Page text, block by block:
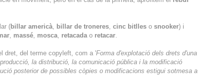
(billar americà billar de troneres cinc bitlles o snooker) i
massé mosca retacada o retacar
dret, del terme copyleft, com a 'Forma d'explotació dels drets d'una
la distribució, la comunicació pública i la modificació
posterior de possibles còpies o modificacions estigui sotmesa a